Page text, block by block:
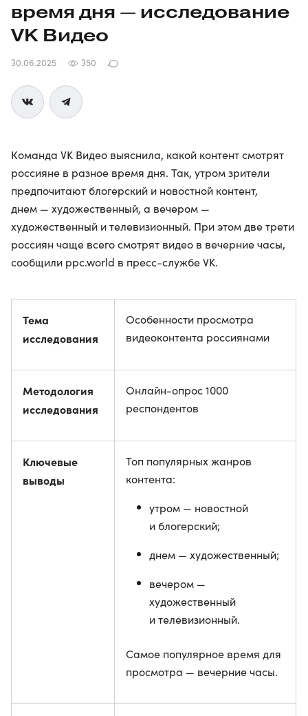
время дня — исследование
VK Видео
30.06.2025 350
Команда VK Видео выяснила, какой контент смотрят
россияне в разное время дня. Так, утром зрители
предпочитают блогерский и новостной контент,
днем — художественный, а вечером —
художественный и телевизионный. При этом две трети
россиян чаще всего смотрят видео в вечерние часы,
сообщили ppc.world в пресс-службе VK.
Тема
исследования
Особенности просмотра
видеоконтента россиянами
Методология
исследования
Онлайн-опрос 1000
респондентов
Ключевые
выводы
Топ популярных жанров
контента:
утром — новостной
и блогерский;
днем — художественный;
вечером —
художественный
и телевизионный.
Самое популярное время для
просмотра — вечерние часы.